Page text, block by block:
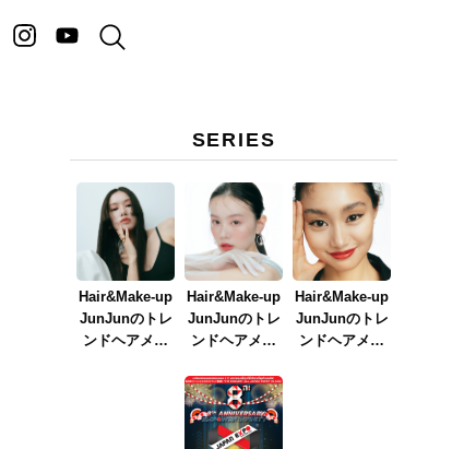
SERIES
Hair&Make-up
JunJunのトレ
ンドヘアメイ
Hair&Make-up
JunJunのトレ
ンドヘアメイ
イク
ver.2023』
Hair&Make-up
JunJunのトレ
ンドヘアメイ